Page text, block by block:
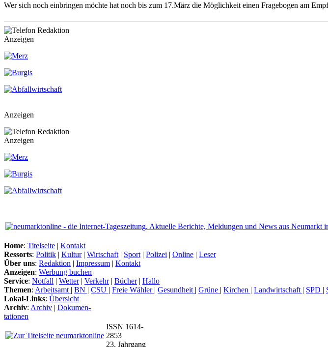
Wer sich noch einbringen möchte hat noch bis zum 17.März die Möglichkeit einen Fragebogen am
Anzeigen
Anzeigen
Anzeigen
Home: Titelseite | Kontakt
Ressorts: Politik | Kultur| Wirtschaft | Sport | Polizei | Online | Leser
Über uns: Redaktion | Impressum | Kontakt
Anzeigen: Werbung buchen
Service: Notfall | Wetter| Verkehr| Bücher| Hallo
Themen: Arbeitsamt | BN | CSU | Freie Wähler | Gesundheit | Grüne | Kirchen | Landwirtschaft | SPD |
Lokal-Links: Übersicht
Archiv: Archiv | Dokumen-
tationen
ISSN 1614-
2853
23. Jahrgang